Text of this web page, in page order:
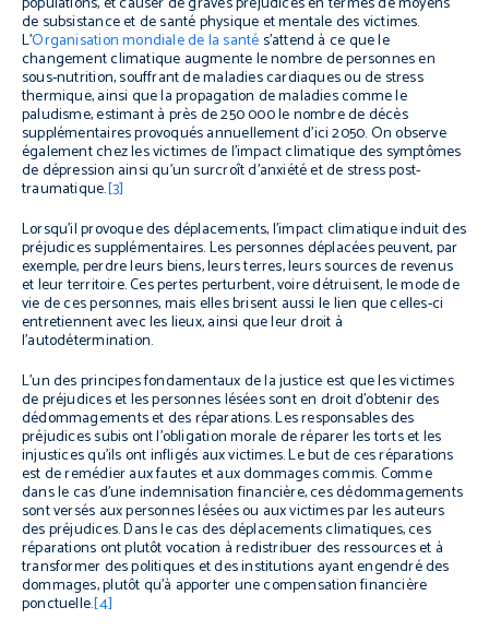
de subsistance et de santé physique et mentale des victimes.
L’Organisation mondiale de la santé s’attend à ce que le
changement climatique augmente le nombre de personnes en
sous-nutrition, souffrant de maladies cardiaques ou de stress
thermique, ainsi que la propagation de maladies comme le
paludisme, estimant à près de 250 000 le nombre de décès
supplémentaires provoqués annuellement d’ici 2050. On observe
également chez les victimes de l’impact climatique des symptômes
de dépression ainsi qu’un surcroît d’anxiété et de stress post-
traumatique.[3]
Lorsqu’il provoque des déplacements, l’impact climatique induit des
préjudices supplémentaires. Les personnes déplacées peuvent, par
exemple, perdre leurs biens, leurs terres, leurs sources de revenus
et leur territoire. Ces pertes perturbent, voire détruisent, le mode de
vie de ces personnes, mais elles brisent aussi le lien que celles-ci
entretiennent avec les lieux, ainsi que leur droit à
l’autodétermination.
L’un des principes fondamentaux de la justice est que les victimes
de préjudices et les personnes lésées sont en droit d’obtenir des
dédommagements et des réparations. Les responsables des
préjudices subis ont l’obligation morale de réparer les torts et les
injustices qu’ils ont infligés aux victimes. Le but de ces réparations
est de remédier aux fautes et aux dommages commis. Comme
dans le cas d’une indemnisation financière, ces dédommagements
sont versés aux personnes lésées ou aux victimes par les auteurs
des préjudices. Dans le cas des déplacements climatiques, ces
réparations ont plutôt vocation à redistribuer des ressources et à
transformer des politiques et des institutions ayant engendré des
dommages, plutôt qu’à apporter une compensation financière
ponctuelle.[4]